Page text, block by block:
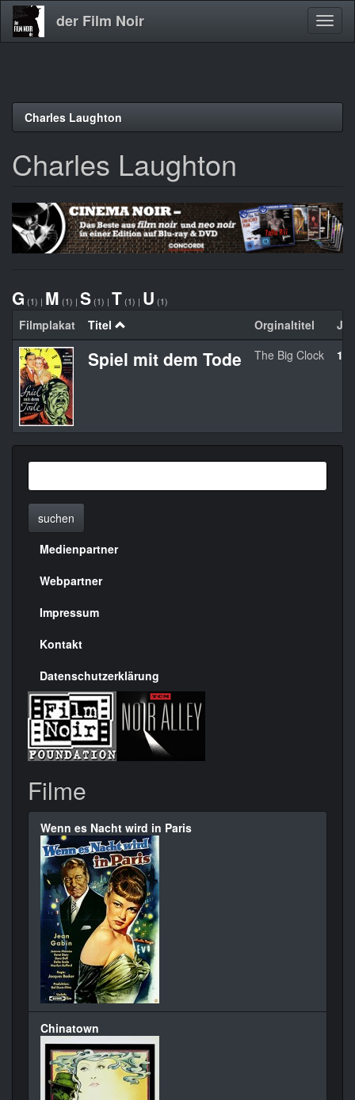
Direkt
der Film Noir
Charles Laughton
Charles Laughton
G (1) | M (1) | S (1) | T (1) | U (1)
Filmplakat Titel Orginaltitel
Spiel mit dem Tode The Big Clock
suchen
Menülinks
rechte
Seite
Medienpartner
Webpartner
Impressum
Kontakt
Datenschutzerklärung
Filme
Wenn es Nacht wird in Paris
Chinatown